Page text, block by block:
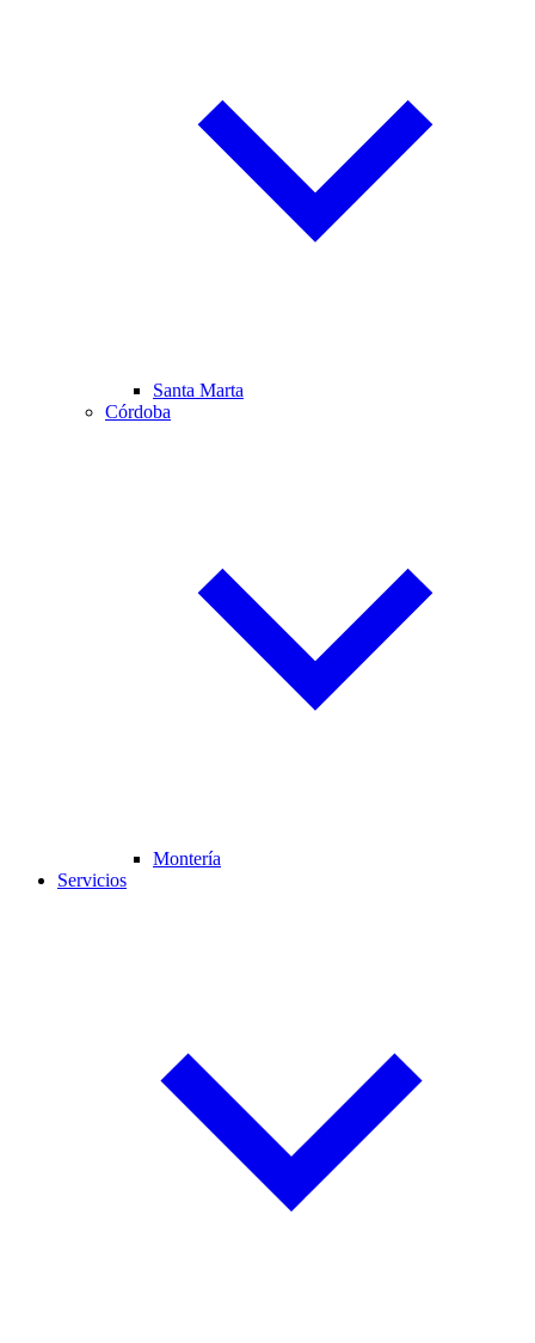
Santa Marta
Córdoba
Montería
Servicios